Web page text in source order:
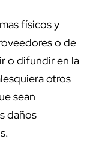
físicos y
o de
o difundir en la
otros
sean
daños